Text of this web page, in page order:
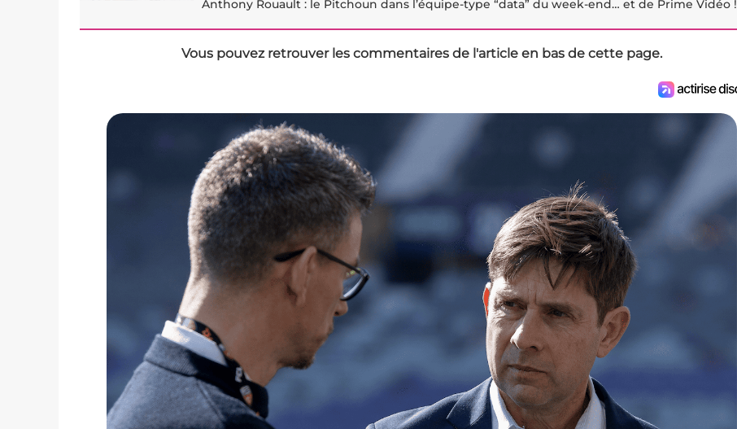
Anthony Rouault : le Pitchoun dans l’équipe-type “data” du week-end… et de Prime Vidéo !
Vous pouvez retrouver les commentaires de l'article en bas de cette page.